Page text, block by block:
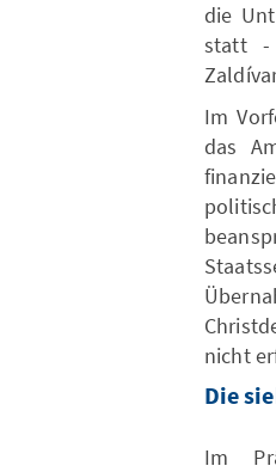
die
statt -
Im
das
nicht
Die
Im